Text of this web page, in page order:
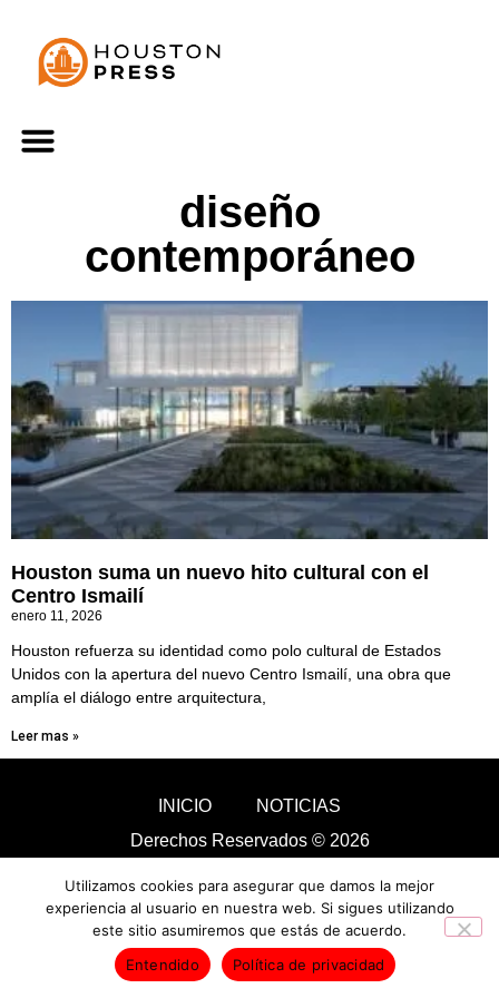
diseño
contemporáneo
Houston suma un nuevo hito cultural con el
Centro Ismailí
enero 11, 2026
Houston refuerza su identidad como polo cultural de Estados
Unidos con la apertura del nuevo Centro Ismailí, una obra que
amplía el diálogo entre arquitectura,
Leer mas »
INICIO
NOTICIAS
Derechos Reservados © 2026
Utilizamos cookies para asegurar que damos la mejor
experiencia al usuario en nuestra web. Si sigues utilizando
este sitio asumiremos que estás de acuerdo.
Entendido
Política de privacidad